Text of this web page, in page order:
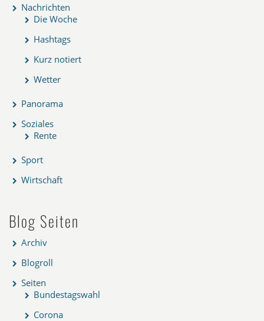
Nachrichten
Die Woche
Hashtags
Kurz notiert
Wetter
Panorama
Soziales
Rente
Sport
Wirtschaft
Blog Seiten
Archiv
Blogroll
Seiten
Bundestagswahl
Corona